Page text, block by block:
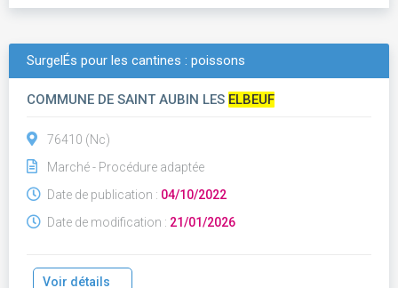
SurgelÉs pour les cantines : poissons
COMMUNE DE SAINT AUBIN LES ELBEUF
76410 (Nc)
Marché - Procédure adaptée
Date de publication : 04/10/2022
Date de modification : 21/01/2026
Voir détails